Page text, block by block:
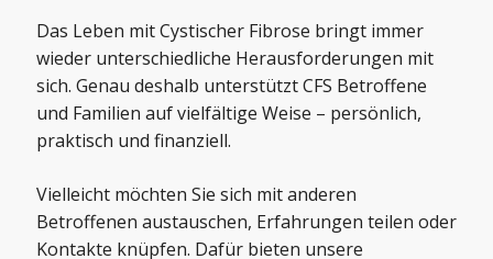
Das Leben mit Cystischer Fibrose bringt immer
wieder unterschiedliche Herausforderungen mit
sich. Genau deshalb unterstützt CFS Betroffene
und Familien auf vielfältige Weise – persönlich,
praktisch und finanziell.
Vielleicht möchten Sie sich mit anderen
Betroffenen austauschen, Erfahrungen teilen oder
Kontakte knüpfen. Dafür bieten unsere